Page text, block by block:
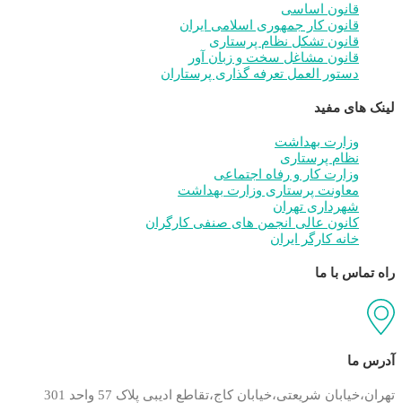
قانون اساسی
قانون کار جمهوری اسلامی ایران
قانون تشکل نظام پرستاری
قانون مشاغل سخت و زبان آور
دستور العمل تعرفه گذاری پرستاران
لینک های مفید
وزارت بهداشت
نظام پرستاری
وزارت کار و رفاه اجتماعی
معاونت پرستاری وزارت بهداشت
شهرداری تهران
کانون عالی انجمن های صنفی کارگران
خانه کارگر ایران
راه تماس با ما
آدرس ما
تهران،خیابان شریعتی،خیابان کاج،تقاطع ادیبی پلاک 57 واحد 301